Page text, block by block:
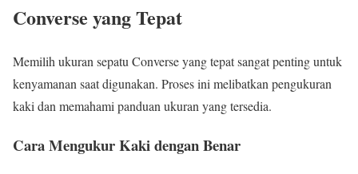
Converse yang Tepat
Memilih ukuran sepatu Converse yang tepat sangat penting untuk
kenyamanan saat digunakan. Proses ini melibatkan pengukuran
kaki dan memahami panduan ukuran yang tersedia.
Cara Mengukur Kaki dengan Benar